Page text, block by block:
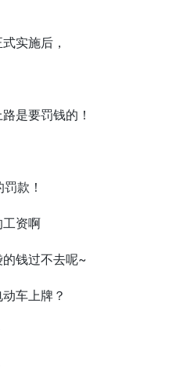
实施后，
是要罚钱的！
款！
资啊
钱过不去呢~
车上牌？